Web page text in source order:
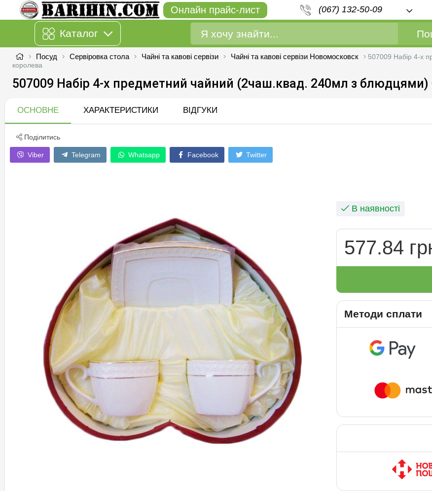
Онлайн прайс-лист (067) 132-50-09
Каталог
Посуд Сервіровка стола Чайні та кавові сервізи Чайні та кавові сервізи Новомосковск
507009 Набір 4-х
королева
507009 Набір 4-х предметний чайний (2чаш.квад. 240мл з блюдцями)
ОСНОВНЕ ХАРАКТЕРИСТИКИ ВІДГУКИ
Поділитись
Viber Telegram Whatsapp Facebook Twitter
В наявності
577.84
Методи сплати